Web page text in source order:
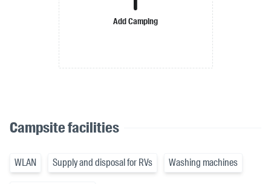
Add Camping
Campsite facilities
WLAN Supply and disposal for RVs Washing machines